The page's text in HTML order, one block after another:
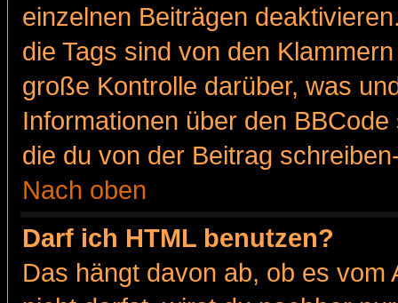
einzelnen Beiträgen
die Tags sind von den
große Kontrolle darüber, was
Informationen über den
die du von der Beitrag
Nach oben
Darf ich HTML benutzen?
Das hängt davon ab, ob es